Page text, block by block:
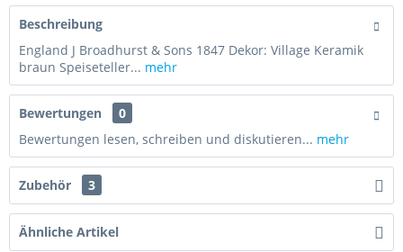
Beschreibung
England J Broadhurst & Sons 1847 Dekor: Village Keramik
braun Speiseteller... mehr
Bewertungen
0
Bewertungen lesen, schreiben und diskutieren... mehr
Zubehör 3
Ähnliche Artikel